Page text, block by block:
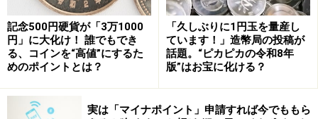
り、各国でカジノが普及しているのもいわば当然の話と
言えるだろう。
Ｇ８でカジノ禁止は日本だけ
一方の日本は、パチンコを筆頭に競馬や競艇など様々な
記念500円硬貨が「3万1000
円」に大化け！ 誰でもでき
る、コインを“高値”にするた
めのポイントとは？
「久しぶりに1円玉を量産し
ています！」造幣局の投稿が
話題。“ピカピカの令和8年
版”はお宝に化ける？
実は「マイナポイント」申請すれば今でももら